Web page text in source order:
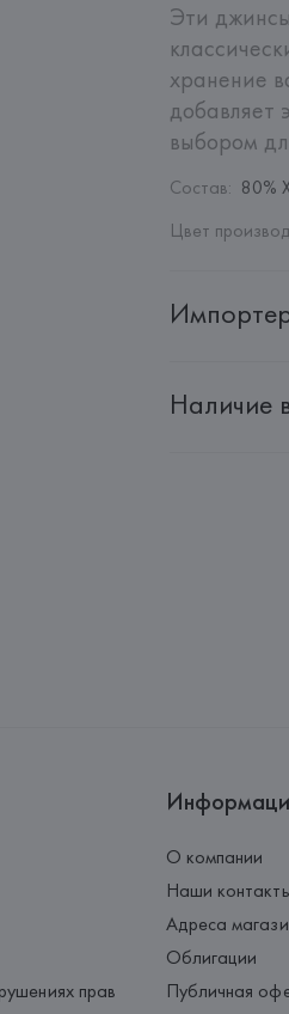
Эти
хранение
добавляет
выбором
Состав: 80%
Цвет
Адрес:
Наличие
прав
О компании
Наши
Адреса
Облигации
Публичная